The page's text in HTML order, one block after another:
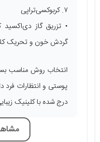
۷. کربوکسی‌تراپی
• تزریق گاز
گردش خون و تحریک
انتخاب روش مناسب
پوستی و انتظارات فرد
درج شده با کلینیک